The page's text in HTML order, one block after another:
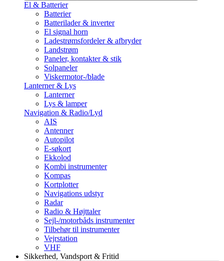
El & Batterier
Batterier
Batterilader & inverter
El signal horn
Ladestrømsfordeler & afbryder
Landstrøm
Paneler, kontakter & stik
Solpaneler
Viskermotor-/blade
Lanterner & Lys
Lanterner
Lys & lamper
Navigation & Radio/Lyd
AIS
Antenner
Autopilot
E-søkort
Ekkolod
Kombi instrumenter
Kompas
Kortplotter
Navigations udstyr
Radar
Radio & Højttaler
Sejl-/motorbåds instrumenter
Tilbehør til instrumenter
Vejrstation
VHF
Sikkerhed, Vandsport & Fritid